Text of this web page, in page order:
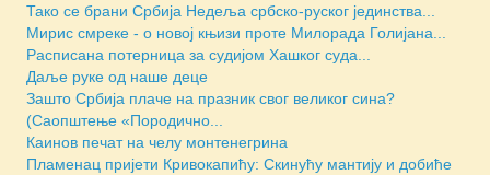
Тако се брани Србија Недеља србско-руског јединства...
Мирис смреке - о новој књизи проте Милорада Голијана...
Расписана потерница за судијом Хашког суда...
Даље руке од наше деце
Зашто Србија плаче на празник свог великог сина?
(Саопштење «Породично...
Каинов печат на челу монтенегрина
Пламенац пријети Кривокапићу: Скинућу мантију и добиће